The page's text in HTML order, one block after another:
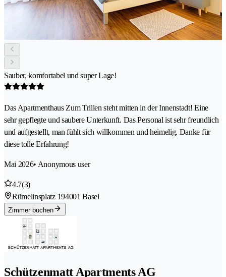
Sauber, komfortabel und super Lage!
Das Apartmenthaus Zum Trillen steht mitten in der Innenstadt! Eine
sehr gepflegte und saubere Unterkunft. Das Personal ist sehr freundlich
und aufgestellt, man fühlt sich willkommen und heimelig. Danke für
diese tolle Erfahrung!
Mai 2026• Anonymous user
4.7(3)
Rümelinsplatz 194001 Basel
Zimmer buchen
Schützenmatt Apartments AG